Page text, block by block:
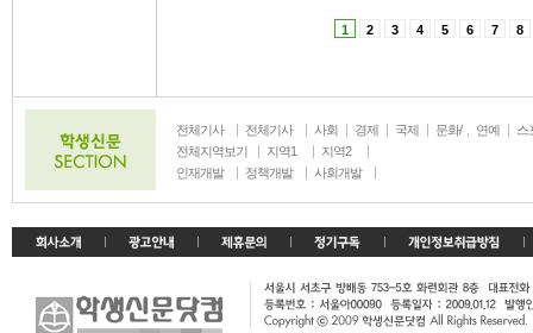
1 2 3 4 5 6 7 8
전체기사 전체기사 사회 경제 국제
문화/
연예
스
전체지역보기
지역1
지역2
인재개발
정책개발 사회개발